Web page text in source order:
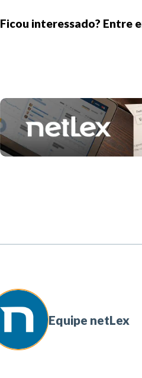
Ficou interessado? Entre
Equipe netLex